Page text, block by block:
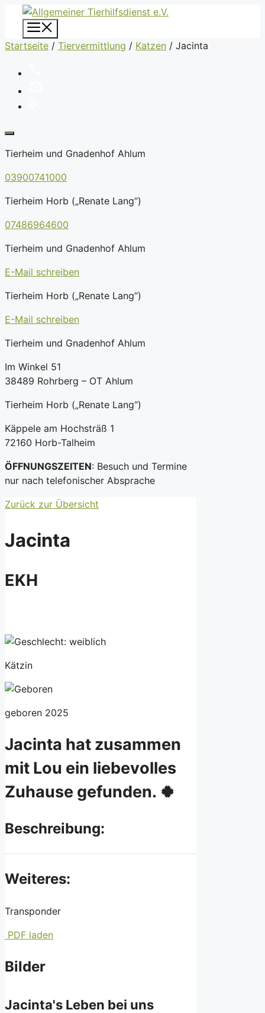
Zum
Inhalt
springen
Startseite / Tiervermittlung / Katzen / Jacinta
Tierheim und Gnadenhof Ahlum
03900741000
Tierheim Horb („Renate Lang“)
07486964600
Tierheim und Gnadenhof Ahlum
E-Mail schreiben
Tierheim Horb („Renate Lang“)
E-Mail schreiben
Tierheim und Gnadenhof Ahlum
Im Winkel 51
38489 Rohrberg – OT Ahlum
Tierheim Horb („Renate Lang“)
Käppele am Hochsträß 1
72160 Horb-Talheim
ÖFFNUNGSZEITEN: Besuch und Termine
nur nach telefonischer Absprache
Zurück zur Übersicht
Jacinta
EKH
Kätzin
geboren 2025
Jacinta hat zusammen
mit Lou ein liebevolles
Zuhause gefunden. 🍀
Beschreibung:
Weiteres:
Transponder
PDF laden
Bilder
Jacinta's Leben bei uns